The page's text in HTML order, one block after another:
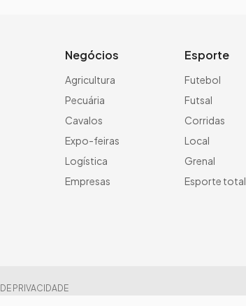
Negócios
Agricultura
Pecuária
Cavalos
Expo-feiras
Logística
Empresas
Esporte
Futebol
Futsal
Corridas
Local
Grenal
Esporte total
PRIVACIDADE